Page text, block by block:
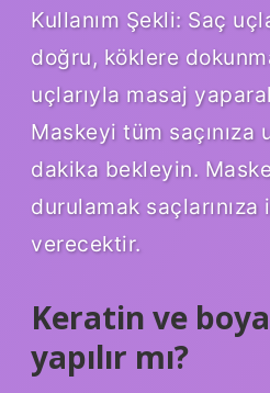
Kullanım Şekli: Saç
doğru, köklere
uçlarıyla masaj
Maskeyi tüm saçınıza
dakika bekleyin.
durulamak
verecektir.
Keratin ve
yapılır mı?